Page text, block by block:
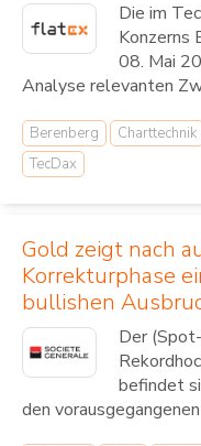
Die im
Konzerns
08. Mai
Analyse relevanten
Berenberg Charttechnik
TecDax
Gold zeigt nach
Korrekturphase
bullishen
Der
befindet
den